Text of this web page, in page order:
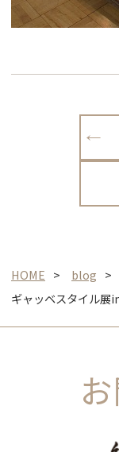
HOME
blog
ギャッベスタイル展